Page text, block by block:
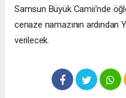
Samsun Büyük Camii’nde
cenaze namazının ardından
verilecek.